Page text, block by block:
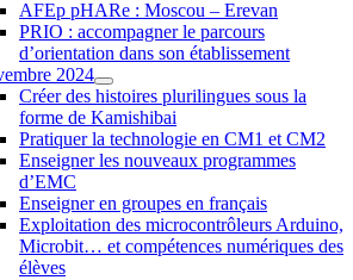
AFEp pHARe : Moscou – Erevan
PRIO : accompagner le parcours
d’orientation dans son établissement
2024
Créer des histoires plurilingues sous la
forme de Kamishibai
Pratiquer la technologie en CM1 et CM2
Enseigner les nouveaux programmes
d’EMC
Enseigner en groupes en français
Exploitation des microcontrôleurs Arduino,
Microbit… et compétences numériques des
élèves